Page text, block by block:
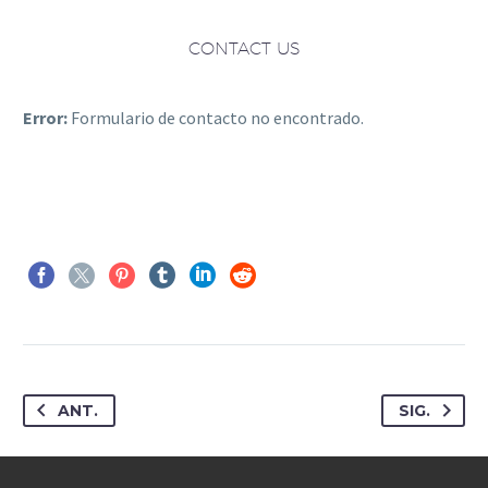
CONTACT US
Error: Formulario de contacto no encontrado.
ANT. SIG.